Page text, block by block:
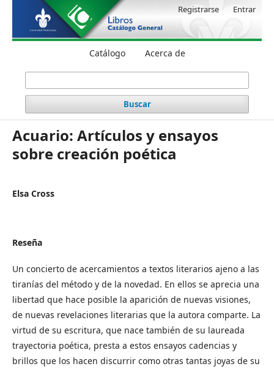
Catálogo Acerca de
Buscar
Registrarse Entrar
Acuario: Artículos y ensayos
sobre creación poética
Elsa Cross
Reseña
Un concierto de acercamientos a textos literarios ajeno a las
tiranías del método y de la novedad. En ellos se aprecia una
libertad que hace posible la aparición de nuevas visiones,
de nuevas revelaciones literarias que la autora comparte. La
virtud de su escritura, que nace también de su laureada
trayectoria poética, presta a estos ensayos cadencias y
brillos que los hacen discurrir como otras tantas joyas de su